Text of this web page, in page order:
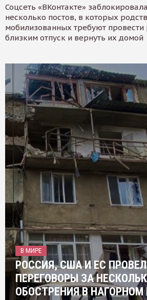
Соцсеть «ВКонтакте»
несколько постов, в которых
мобилизованных требуют провести
близким отпуск и вернуть их домой
В МИРЕ
РОССИЯ, США И ЕС
ПЕРЕГОВОРЫ ЗА
ОБОСТРЕНИЯ В НАГОРНОМ